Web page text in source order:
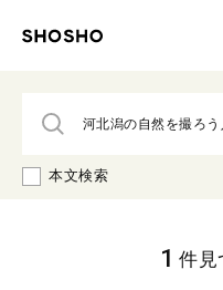
本文検索
1 件見